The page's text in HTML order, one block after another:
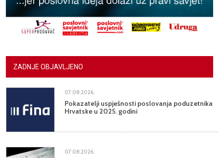
ZADNJE OBJAVLJENO
07.08.2026.
Pokazatelji uspješnosti poslovanja poduzetnika
Hrvatske u 2025. godini
07.08.2026.